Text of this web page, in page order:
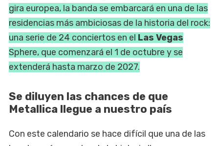
gira europea, la banda se embarcará en una de las
residencias más ambiciosas de la historia del rock:
una serie de 24 conciertos en el Las Vegas
Sphere, que comenzará el 1 de octubre y se
extenderá hasta marzo de 2027.
Se diluyen las chances de que
Metallica llegue a nuestro país
Con este calendario se hace difícil que una de las